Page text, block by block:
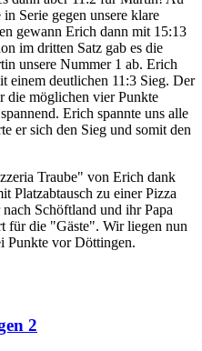
Serie gegen unsere klare
gewann Erich dann mit 15:13
im dritten Satz gab es die
unsere Nummer 1 ab. Erich
einem deutlichen 11:3 Sieg. Der
die möglichen vier Punkte
Erich spannte uns alle
er sich den Sieg und somit den
Traube" von Erich dank
Platzabtausch zu einer Pizza
Schöftland und ihr Papa
für die "Gäste". Wir liegen nun
Punkte vor Döttingen.
2